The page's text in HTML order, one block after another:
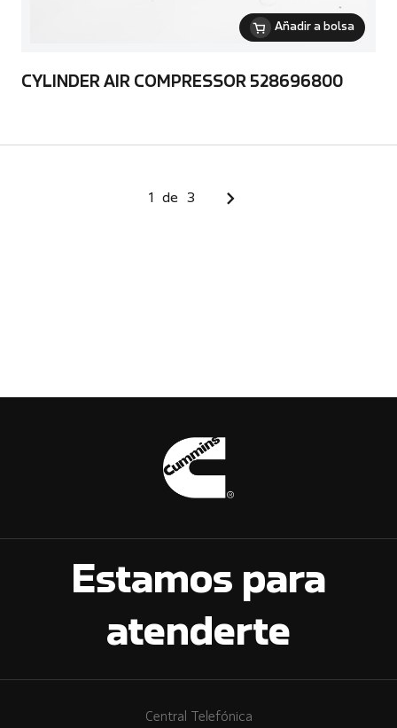
Añadir a bolsa
CYLINDER AIR COMPRESSOR 528696800
1 de 3
Estamos para
atenderte
Central Telefónica